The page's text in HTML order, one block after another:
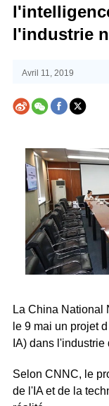
l'industrie
Avril 11, 2019
La China National
le 9 mai un projet
IA) dans
Selon CNNC, le
de l'IA et de la